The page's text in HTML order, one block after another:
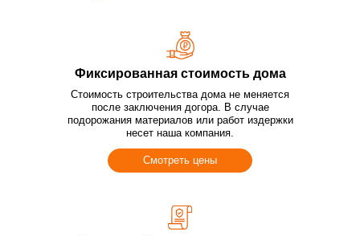
Подробнее
Проект
Февраль»
135 м2, 1 этаж, 4 комнаты
Подробнее
Проект«Август
170 м2, 2 этажа, 5 комнат
Фиксированная стоимость дома
Стоимость строительства дома не меняется
после заключения догора. В случае
подорожания материалов или работ издержки
несет наша компания.
Смотреть цены